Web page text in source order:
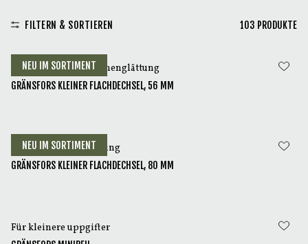
FILTERN & SORTIEREN 103 PRODUKTE
NEU IM SORTIMENT
Für kleinere Oberflächenglättung
GRÄNSFORS KLEINER FLACHDECHSEL, 56 MM
NEU IM SORTIMENT
Für Oberflächenglättung
GRÄNSFORS KLEINER FLACHDECHSEL, 80 MM
Für kleinere uppgifter